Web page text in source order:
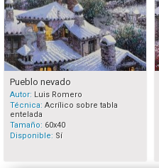
Pueblo nevado
Autor: Luis Romero
Técnica: Acrílico sobre tabla
entelada
Tamaño: 60x40
Disponible: Sí